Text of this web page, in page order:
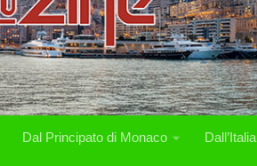
Dal Principato di Monaco Dall’Italia